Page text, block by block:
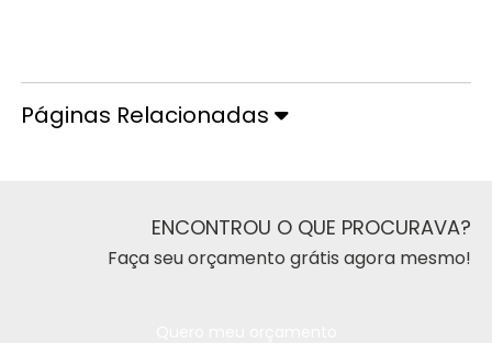
Páginas Relacionadas
ENCONTROU O QUE PROCURAVA?
Faça seu orçamento grátis agora mesmo!